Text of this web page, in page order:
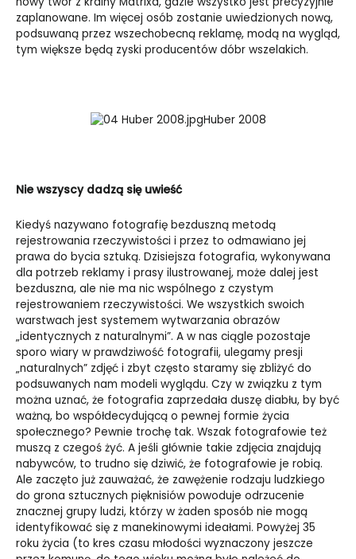
zaplanowane. Im więcej osób zostanie uwiedzionych nową,
podsuwaną przez wszechobecną reklamę, modą na wygląd,
tym większe będą zyski producentów dóbr wszelakich.
Huber 2008
Nie wszyscy dadzą się uwieść
Kiedyś nazywano fotografię bezduszną metodą
rejestrowania rzeczywistości i przez to odmawiano jej
prawa do bycia sztuką. Dzisiejsza fotografia, wykonywana
dla potrzeb reklamy i prasy ilustrowanej, może dalej jest
bezduszna, ale nie ma nic wspólnego z czystym
rejestrowaniem rzeczywistości. We wszystkich swoich
warstwach jest systemem wytwarzania obrazów
„identycznych z naturalnymi”. A w nas ciągle pozostaje
sporo wiary w prawdziwość fotografii, ulegamy presji
„naturalnych” zdjęć i zbyt często staramy się zbliżyć do
podsuwanych nam modeli wyglądu. Czy w związku z tym
można uznać, że fotografia zaprzedała duszę diabłu, by być
ważną, bo współdecydującą o pewnej formie życia
społecznego? Pewnie trochę tak. Wszak fotografowie też
muszą z czegoś żyć. A jeśli głównie takie zdjęcia znajdują
nabywców, to trudno się dziwić, że fotografowie je robią.
Ale zaczęto już zauważać, że zawężenie rodzaju ludzkiego
do grona sztucznych pięknisiów powoduje odrzucenie
znacznej grupy ludzi, którzy w żaden sposób nie mogą
identyfikować się z manekinowymi ideałami. Powyżej 35
roku życia (to kres czasu młodości wyznaczony jeszcze